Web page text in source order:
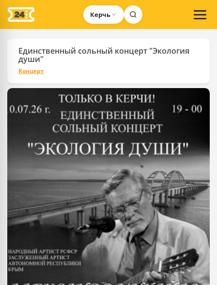
Керчь
Единственный сольный концерт "Экология
души"
Концерт